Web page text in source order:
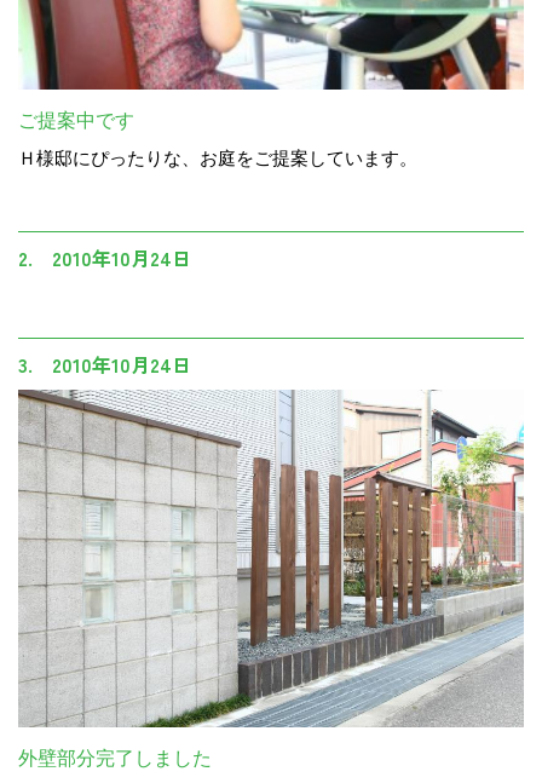
ご提案中です
Ｈ様邸にぴったりな、お庭をご提案しています。
2. 2010年10月24日
3. 2010年10月24日
外壁部分完了しました